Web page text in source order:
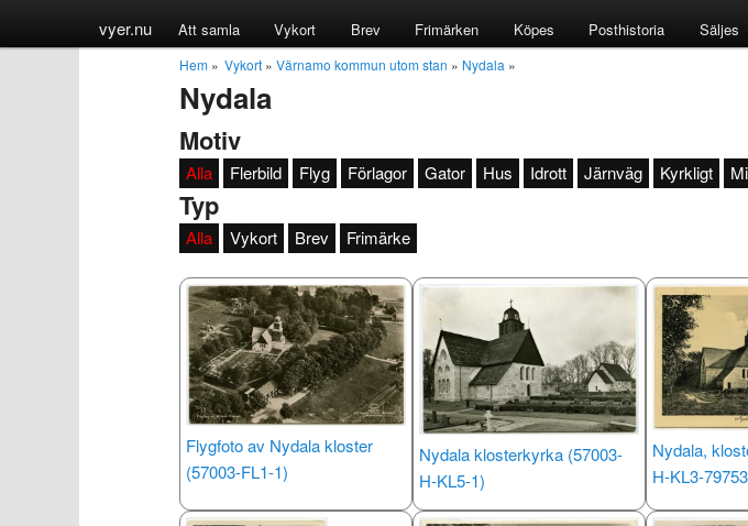
vyer.nu Att samla Vykort Brev Frimärken Köpes Posthistoria Säljes
Hem » Vykort » Värnamo kommun utom stan » Nydala »
Nydala
Motiv
Alla Flerbild Flyg Förlagor Gator Hus Idrott Järnväg Kyrkligt
Typ
Alla Vykort Brev Frimärke
Flygfoto av Nydala kloster
(57003-FL1-1)
Nydala klosterkyrka (57003-
H-KL5-1)
Nydala,
H-KL3-